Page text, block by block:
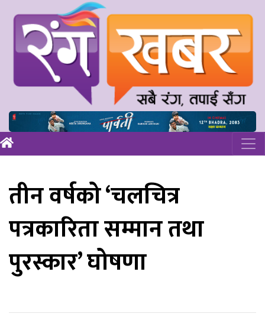
तीन वर्षको ‘चलचित्र
पत्रकारिता सम्मान तथा
पुरस्कार’ घोषणा